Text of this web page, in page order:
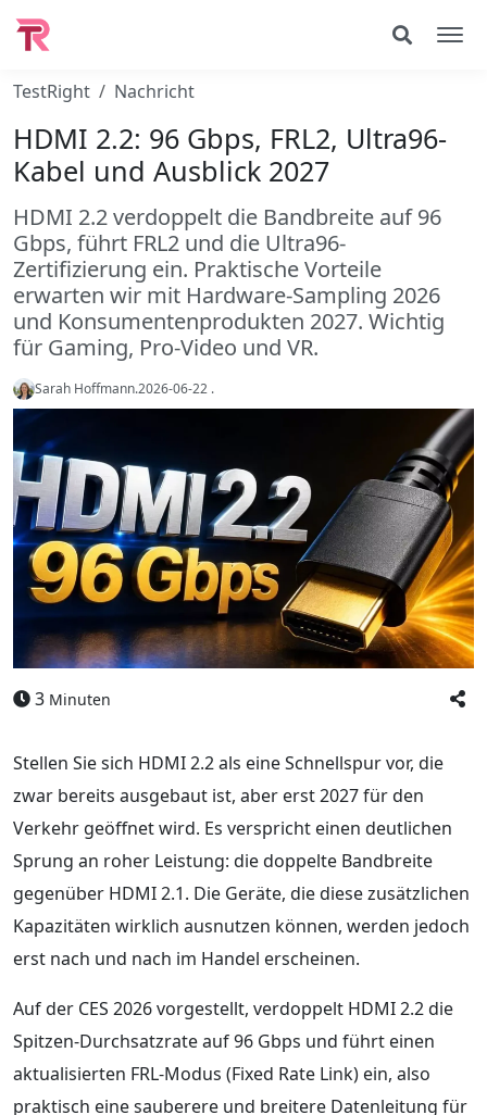
TestRight Nachricht
HDMI 2.2: 96 Gbps, FRL2, Ultra96-
Kabel und Ausblick 2027
HDMI 2.2 verdoppelt die Bandbreite auf 96
Gbps, führt FRL2 und die Ultra96-
Zertifizierung ein. Praktische Vorteile
erwarten wir mit Hardware-Sampling 2026
und Konsumentenprodukten 2027. Wichtig
für Gaming, Pro-Video und VR.
Sarah Hoffmann.2026-06-22 .
3 Minuten
Stellen Sie sich HDMI 2.2 als eine Schnellspur vor, die
zwar bereits ausgebaut ist, aber erst 2027 für den
Verkehr geöffnet wird. Es verspricht einen deutlichen
Sprung an roher Leistung: die doppelte Bandbreite
gegenüber HDMI 2.1. Die Geräte, die diese zusätzlichen
Kapazitäten wirklich ausnutzen können, werden jedoch
erst nach und nach im Handel erscheinen.
Auf der CES 2026 vorgestellt, verdoppelt HDMI 2.2 die
Spitzen-Durchsatzrate auf 96 Gbps und führt einen
aktualisierten FRL-Modus (Fixed Rate Link) ein, also
praktisch eine sauberere und breitere Datenleitung für